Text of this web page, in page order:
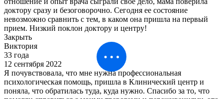
доктору сразу и безоговорочно. Сегодня ее состояние
невозможно сравнить с тем, в каком она пришла на первый
прием. Низкий поклон доктору и центру!
Закрыть
Виктория
33 года
12 сентября 2022
Я почувствовала, что мне нужна профессиональная
психологическая помощь, пришла в Клинический центр и
поняла, что обратилась туда, куда нужно. Спасибо за то, что